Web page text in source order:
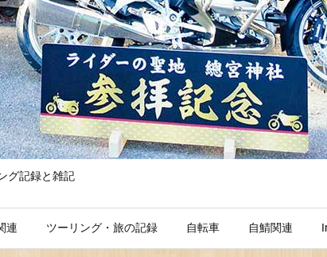
グ記録と雑記
連 ツーリング・旅の記録 自転車 自鯖関連